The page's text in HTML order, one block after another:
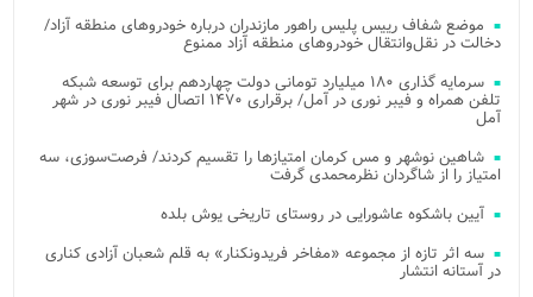
موضع شفاف رییس پلیس راهور مازندران درباره خودروهای منطقه آزاد/
دخالت در نقل‌وانتقال خودروهای منطقه آزاد ممنوع
سرمایه گذاری ۱۸۰ میلیارد تومانی دولت چهاردهم برای توسعه شبکه
تلفن همراه و فیبر نوری در آمل/ برقراری ۱۴۷۰ اتصال فیبر نوری در شهر
آمل
شاهین نوشهر و مس کرمان امتیازها را تقسیم کردند/ فرصت‌سوزی، سه
امتیاز را از شاگردان نظرمحمدی گرفت
آیین باشکوه عاشورایی در روستای تاریخی یوش بلده
سه اثر تازه از مجموعه «مفاخر فریدونکنار» به قلم شعبان آزادی کناری
در آستانه انتشار